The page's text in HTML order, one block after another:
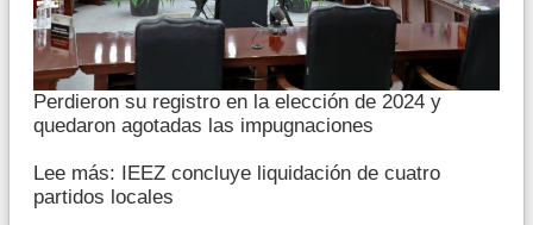
Perdieron su registro en la elección de 2024 y
quedaron agotadas las impugnaciones
Lee más: IEEZ concluye liquidación de cuatro
partidos locales